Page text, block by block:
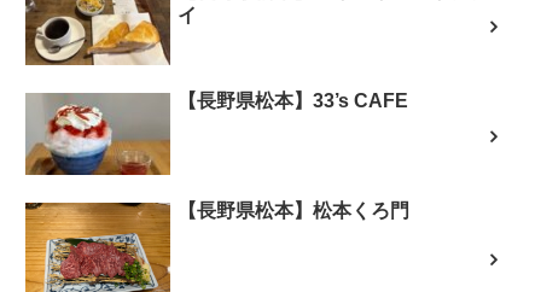
イ
【長野県松本】33’s CAFE
【長野県松本】松本くろ門